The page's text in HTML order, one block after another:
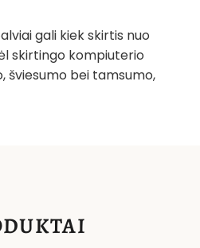
gali kiek skirtis nuo
skirtingo kompiuterio
šviesumo bei tamsumo,